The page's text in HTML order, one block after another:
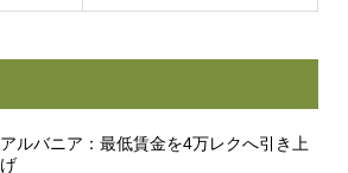
アルバニア：最低賃金を4万レクへ引き上
げ